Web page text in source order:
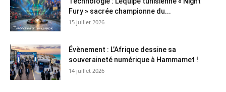
Fury » sacrée championne du...
15 juillet 2026
Évènement : L’Afrique dessine sa
souveraineté numérique à Hammamet !
14 juillet 2026